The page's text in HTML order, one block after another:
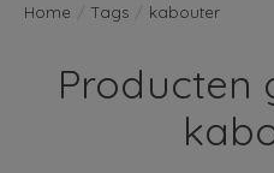
Home Tags kabouter
Producten